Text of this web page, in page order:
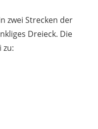
zwei Strecken der
Dreieck. Die
zu: